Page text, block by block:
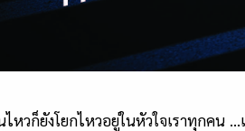
หวก็ยังโยกไหวอยู่ในหัวใจเราทุกคน